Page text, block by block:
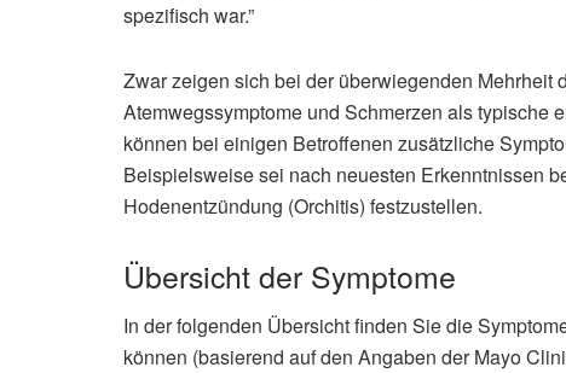
spezifisch war.”
Zwar zeigen sich bei der überwiegenden Mehrheit
Atemwegssymptome und Schmerzen als typische
können bei einigen Betroffenen zusätzliche
Beispielsweise sei nach neuesten Erkenntnissen
Hodenentzündung (Orchitis) festzustellen.
Übersicht der Symptome
In der folgenden Übersicht finden Sie die
können (basierend auf den Angaben der Mayo